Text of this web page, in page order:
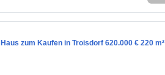
Haus zum Kaufen in Troisdorf 620.000 € 220 m²